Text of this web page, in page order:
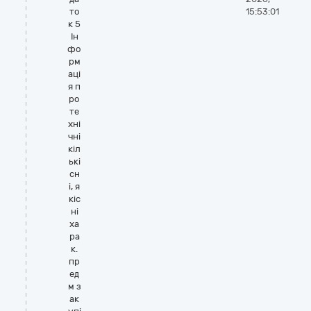
то
к 5
Ін
фо
рм
аці
я п
ро
те
хні
чні
кіл
ькі
сн
і, я
кіс
ні
ха
ра
к.
пр
ед
м з
ак
15:53:01